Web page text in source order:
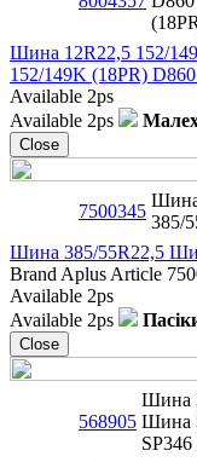
Шина 12R22,5 152/
152/149K (18PR)
Available 2ps
Available 2ps
Close
7500345
385/
Шина 385/55R22,5
Brand Aplus Article
Available 2ps
Available 2ps
Close
568905
Шина
Шина